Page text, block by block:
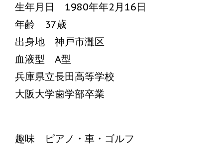
生年月日 1980年年2月16日
年齢 37歳
出身地 神戸市灘区
血液型 A型
兵庫県立長田高等学校
大阪大学歯学部卒業
趣味 ピアノ・車・ゴルフ